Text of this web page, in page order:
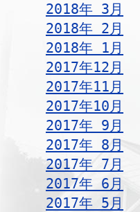
2018年 3月
2018年 2月
2018年 1月
2017年12月
2017年11月
2017年10月
2017年 9月
2017年 8月
2017年 7月
2017年 6月
2017年 5月